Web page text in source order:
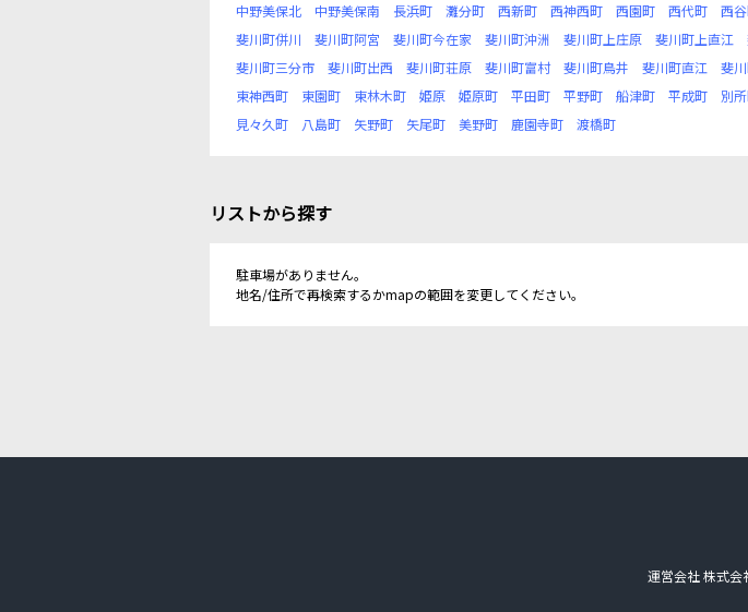
中野美保北
中野美保南 長浜町 灘分町 西新町 西神西町 西園町 西代町 西
斐川町併川
斐川町阿宮 斐川町今在家 斐川町沖洲 斐川町上庄原 斐川町上直江
斐川町三分市
斐川町出西 斐川町荘原 斐川町富村 斐川町鳥井 斐川町直江 斐
東神西町
東園町 東林木町 姫原 姫原町 平田町 平野町 船津町 平成町 別
見々久町
八島町 矢野町 矢尾町 美野町 鹿園寺町 渡橋町
リストから探す
駐車場がありません。
地名/住所で再検索するかmapの範囲を変更してください。
運営会社 株式会